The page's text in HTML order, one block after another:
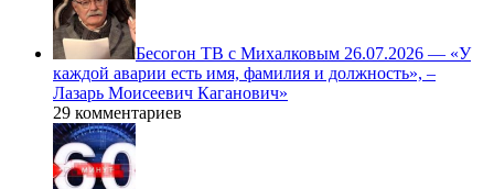
Бесогон ТВ с Михалковым 26.07.2026 — «У
каждой аварии есть имя, фамилия и должность», –
Лазарь Моисеевич Каганович»
29 комментариев